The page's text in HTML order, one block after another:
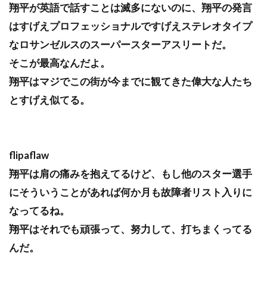
翔平が英語で話すことは滅多にないのに、翔平の発言
はすげえプロフェッショナルですげえステレオタイプ
なロサンゼルスのスーパースターアスリートだ。
そこが最高なんだよ。
翔平はマジでこの街が今までに観てきた偉大な人たち
とすげえ似てる。
flipaflaw
翔平は肩の痛みを抱えてるけど、もし他のスター選手
にそういうことがあれば何か月も故障者リスト入りに
なってるね。
翔平はそれでも頑張って、努力して、打ちまくってる
んだ。